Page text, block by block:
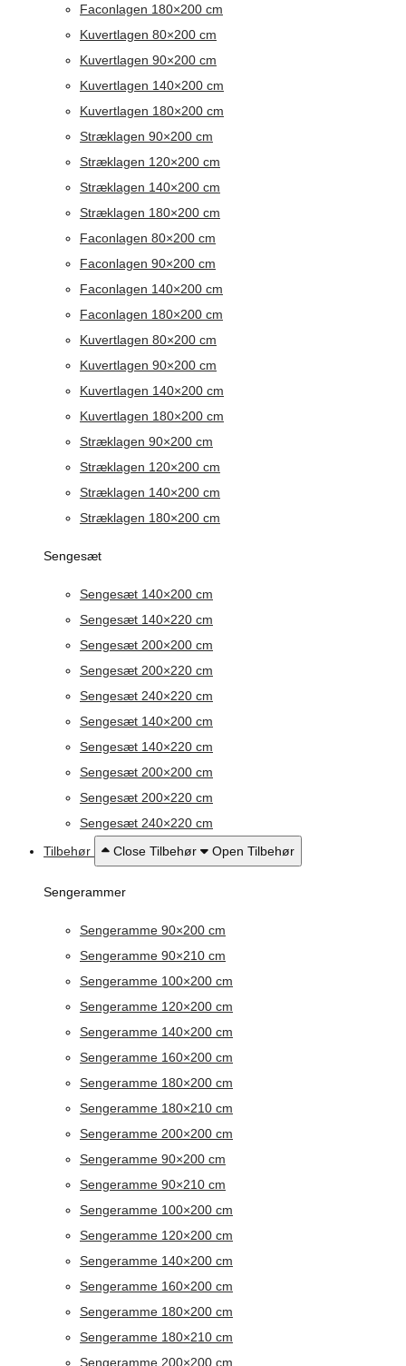
Faconlagen 180×200 cm
Kuvertlagen 80×200 cm
Kuvertlagen 90×200 cm
Kuvertlagen 140×200 cm
Kuvertlagen 180×200 cm
Stræklagen 90×200 cm
Stræklagen 120×200 cm
Stræklagen 140×200 cm
Stræklagen 180×200 cm
Faconlagen 80×200 cm
Faconlagen 90×200 cm
Faconlagen 140×200 cm
Faconlagen 180×200 cm
Kuvertlagen 80×200 cm
Kuvertlagen 90×200 cm
Kuvertlagen 140×200 cm
Kuvertlagen 180×200 cm
Stræklagen 90×200 cm
Stræklagen 120×200 cm
Stræklagen 140×200 cm
Stræklagen 180×200 cm
Sengesæt
Sengesæt 140×200 cm
Sengesæt 140×220 cm
Sengesæt 200×200 cm
Sengesæt 200×220 cm
Sengesæt 240×220 cm
Sengesæt 140×200 cm
Sengesæt 140×220 cm
Sengesæt 200×200 cm
Sengesæt 200×220 cm
Sengesæt 240×220 cm
Tilbehør
Close Tilbehør Open Tilbehør
Sengerammer
Sengeramme 90×200 cm
Sengeramme 90×210 cm
Sengeramme 100×200 cm
Sengeramme 120×200 cm
Sengeramme 140×200 cm
Sengeramme 160×200 cm
Sengeramme 180×200 cm
Sengeramme 180×210 cm
Sengeramme 200×200 cm
Sengeramme 90×200 cm
Sengeramme 90×210 cm
Sengeramme 100×200 cm
Sengeramme 120×200 cm
Sengeramme 140×200 cm
Sengeramme 160×200 cm
Sengeramme 180×200 cm
Sengeramme 180×210 cm
Sengeramme 200×200 cm